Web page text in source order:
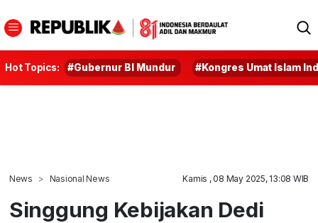
Hot Topics: #Gubernur BI Mundur #Kongres Umat Islam
News Nasional News Kamis , 08 May 2025, 13:08 WIB
Singgung Kebijakan Dedi